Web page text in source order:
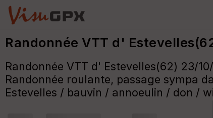
Randonnée VTT d'
Randonnée VTT d' Estevelles(62) 23/10/
Randonnée roulante, passage sympa
Estevelles / bauvin / annoeulin / don /